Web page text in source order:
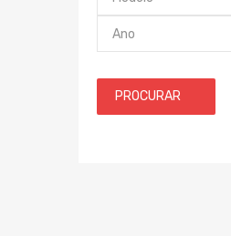
PROCURAR